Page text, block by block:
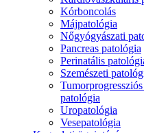
Kórboncolás
Májpatológia
Nőgyógyászati
Pancreas patológia
Perinatális
Szemészeti
patológia
Uropatológia
Vesepatológia